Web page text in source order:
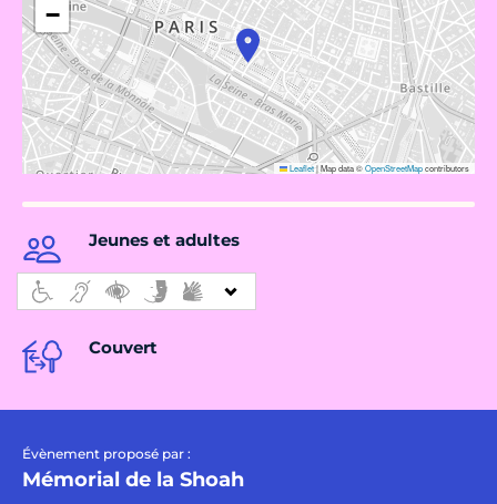
−
Leaflet|Map data ©OpenStreetMapcontributors
Jeunes et adultes
Couvert
Évènement proposé par :
Mémorial de la Shoah